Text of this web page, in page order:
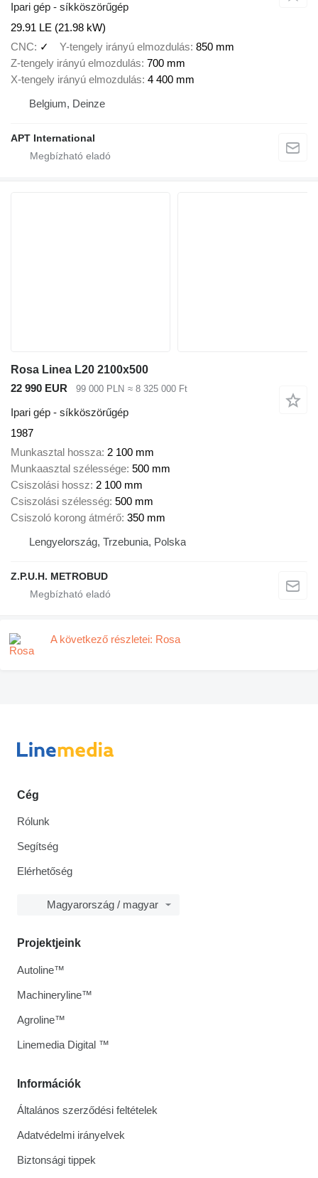
Ipari gép - síkköszörűgép
29.91 LE (21.98 kW)
CNC
✓ Y-tengely irányú elmozdulás 850 mm
Z-tengely irányú elmozdulás 700 mm
X-tengely irányú elmozdulás 4 400 mm
Belgium, Deinze
APT International
Rosa Linea L20 2100x500
22 990 EUR
99 000 PLN ≈ 8 325 000 Ft
Ipari gép - síkköszörűgép
1987
Munkasztal hossza 2 100 mm
Munkaasztal szélessége 500 mm
Csiszolási hossz 2 100 mm
Csiszolási szélesség 500 mm
Csiszoló korong átmérő 350 mm
Lengyelország, Trzebunia, Polska
Z.P.U.H. METROBUD
A következő részletei: Rosa
Cég
Rólunk
Segítség
Elérhetőség
Magyarország / magyar
Információk
Általános szerződési feltételek
Adatvédelmi irányelvek
Biztonsági tippek
Projektjeink
Autoline™
Machineryline™
Agroline™
Linemedia Digital ™